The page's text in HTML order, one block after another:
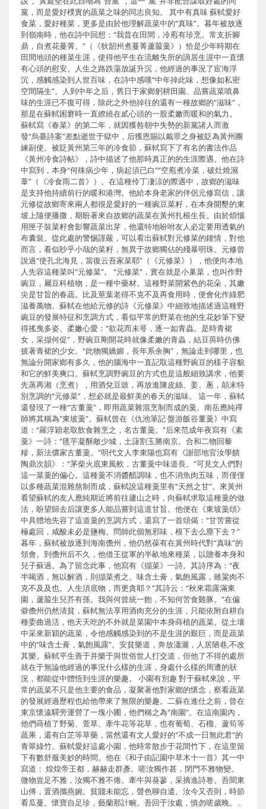
黨，而是愛好樸實的蔬菜之味的同志良知。 其中有真味 蘇軾愛好
食菜，愛好種菜，更多是由於他理解蔬菜中的“真味”。暮年被放逐
到嶺南時，他在詩中回想：“我昔在田間，冷庖有珍烹。常支折腳
鼎，自煮花蔓菁。”（《狄韶州煮蔓菁蘆菔羹》）恰是少年時期在
田間地頭的種菜生涯，使得他平生在流離失所的謫居生涯中一直懷
有心頭的慰安。人生之路跌蕩放誕升沉，他經過的事況了宦海浮
沉，感觸感染到人世百味，在詩中感嘆“中年掉此味，想像如私密
空間隔生”。人到中年之后，舊日于家鄉躬耕田園、品嘗蔬菜噴鼻
味的生涯已不復可得，除此之外他掉往的還有一種故鄉的“滋味”，
那是在蘇軾困窘時一直繚繞在貳心頭的一股柔嫩而暖和的氣力。
蘇軾寫《春菜》的第二年，就因獲咎朝中失勢的新黨諸人而激
發“烏臺詩案”差點逝世于獄中，后獲恩賜以戴罪之身被貶為黃州團
練副使。被貶黃州第三年的冷食節，蘇軾寫下了有名的書法作品
《黃州冷食詩帖》，詩中描述了他那時真正的的生涯際遇。他在詩
中寫到，本身“何殊病少年，病起須已白”“空庖煮冷菜，破灶燒濕
葦”（《冷食雨二首》）。在這種伶丁凄涼的際遇中，故鄉的滋味
是支持他持續前行的暖和港灣。他給本身老家的伴侶元修寫信，讓
元修從故鄉寄來兩人都很是愛好的一種豌豆菜籽，在本身開墾的東
坡上隨便播撒，期盼著來自故鄉的蔬菜在黃州扎根生長。由於煩惱
用匣子裝菜籽會影響蔬菜出芽，他還特地吩咐友人必定要用透氣的
布囊裝。從此處的警惕謹嚴，可以看出蘇軾對元修菜的鐘情，對他
而言，看似眇乎小哉的菜籽，無異于故鄉獨佔的殘暴明珠。元修曾
說過“使孔北海見，當復云吾家菜耶”（《元修菜》），他便向本地
人先容這種菜叫“元修菜”。 “元修菜”，實在就是小巢菜，也叫作野
豌豆，屬豆科植物，是一種中藥材。這種野菜開紫色的花朵，其嫩
尖是甘旨的春蔬。比及莖葉老得不克不及再食用時，便會化作綠肥
滋養萬物。蘇軾在他給元修的詩《元修菜》中細致地描述過這種野
豌豆的發展特征和烹調方式，看似平常的野菜在他的生花妙筆下變
得搖曳多姿、柔嫩心愛：“欲花而未萼，逐一如青蟲。是時青裙
女，采擷何促”，野豌豆剛開花時就像柔嫩的青蟲，結豆莢時仿佛
披著青裙的少女。“此物獨嬌媚，長年系余胸”，無論走到哪里，也
無論分開家鄉有多久，他的腦海中一直記取這種野豌豆的樣子容貌
和它的鮮美爽口。蘇軾烹調野豌豆的方式也是這般細致講求，他要
先蒸再湘（烹煮），用酒兌豆豉，再放進陳皮絲、姜、蔥，顛末特
別烹調的“元修菜”，想必就是最鮮美的春天的滋味。 這一年，蘇軾
還發現了一種“古董羹”，即用蔬菜雜混烹制而成的羹。南岳應純禪
師將其稱為“東坡羹”。蘇軾曾在《仇池筆記·盤游飯谷董羹》中寫
道：“羅浮穎老取飲食雜烹之，名古董羹。”后來范成年夜寫有《素
羹》一詩：“氊芋凝酥敵少城，土藷割玉勝南京。合和二物回藜
糝，新法儂家古董羹。”明代文人李東陽也寫有《謝邵地官汝學饋
陶鼎次韻》：“茅柴火底東風軟，古董羹中味道長。”可見文人們對
這一菜羹的偏心。這種羹不消醬醋調味，也不消魚肉五味，而僅僅
以多種蔬菜混雜熬制而成，蘇軾說這種羹里有“天然之甘”。來黃州
看望蘇軾的友人應純期近將前往廬山之時，向蘇軾求取這種羹的做
法，盼望歸去后讓更多人能品嘗到這道甘旨。他便在《東坡羹頌》
中具體地先容了這道羹的烹調方式，還寫了一首頌偈：“甘苦嘗從
極處回，咸酸未必是鹽梅。問師此個無邪味，根下去么塵下去？”
暮年，蘇軾被放逐到海南儋州，他仍然葆有在黃州時代對“真味”的
領會。到儋州后不久，他借王從軍的半畝地來種菜，以贍養本身和
兒子蘇過。為了留念此事，他寫有《擷菜》一詩。其詩序為：“夜
半喝酒，無以解酒，則擷菜煮之。味含土膏，氣飽風露，雖粱肉不
克不及及也。人生須底物，而更貪耶？”其詩云：“秋來霜露滿東
園，蘆菔生兒芥有孫。我與何曾統一飽，不知何苦食雞豚。”在偏
僻儋州仍然清貧，蘇軾無法享用酒肉充分的生涯，只能依附自耕自
種委曲過活，他天天吃的不外就是菜園中本身蒔植的蔬菜。從土壤
中采來新穎的蔬菜，令他感觸感染到的不是生涯的艱巨，而是蔬菜
中的“味含土膏，氣飽風露”。安貧樂道，奔放瀟灑，人居陋巷,不改
其樂。蘇軾平生善于并樂于與世俗世人打交道，但他了不得的處所
就在于無論他經過的事況什么樣的生涯，身處什么樣的周遭的狀
況，都能從中體悟到生涯的樂趣。 小園有別趣 對于蘇軾來說，平
常的蔬菜不只是他主要的食品，凝聚著他對家鄉的懷念，察看蔬菜
的發展經過歷程也給他帶來了無限的樂趣。二蘇在進仕之前，曾在
東京懷遠驛旁運營了一塊小圃，他們稱之為“南園”。在這南園內，
他們蒔植了野菊、萱草、牽牛花等花草，也有葡萄、石榴、蘆筍等
蔬果，還有白芷等草藥，當然還有文人愛好的“不成一日無此君”的
青翠綠竹。蘇軾愛好這處小園，他時常散步于花間竹下，在這里留
下有數舒服美妙的時間。他在《和子由記園中草木十一首》其一中
寫道： 煌煌帝王都，赫赫走群彥。嗟汝獨作甚，閉門不雅物變。
微物豈足不雅，汝獨不雅不倦。牽牛與葵蓼，采摘進詩卷。吾聞東
山傅，置酒攜燕婉。貧賤未能忘，聲色聊自遣。汝今又否則，時節
看瓜蔓。懷寶自足珍，藝蘭那計畹。吾回于汝處，慎勿嗟歲晚。…